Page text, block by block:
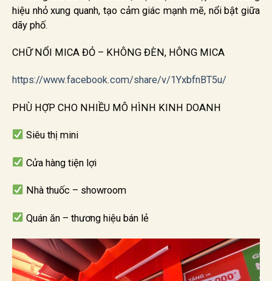
hiệu nhỏ xung quanh, tạo cảm giác mạnh mẽ, nổi bật giữa
dãy phố.
CHỮ NỔI MICA ĐỎ – KHÔNG ĐÈN, HÔNG MICA
https://www.facebook.com/share/v/1YxbfnBT5u/
PHÙ HỢP CHO NHIỀU MÔ HÌNH KINH DOANH
Siêu thị mini
Cửa hàng tiện lợi
Nhà thuốc – showroom
Quán ăn – thương hiệu bán lẻ